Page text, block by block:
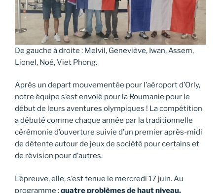
De gauche à droite : Melvil, Geneviève, Iwan, Assem,
Lionel, Noé, Viet Phong.
Après un depart mouvementée pour l’aéroport d’Orly,
notre équipe s’est envolé pour la Roumanie pour le
début de leurs aventures olympiques ! La compétition
a débuté comme chaque année par la traditionnelle
cérémonie d’ouverture suivie d’un premier après-midi
de détente autour de jeux de société pour certains et
de révision pour d’autres.
L’épreuve, elle, s’est tenue le mercredi 17 juin. Au
programme :quatre problèmes de haut niveau,